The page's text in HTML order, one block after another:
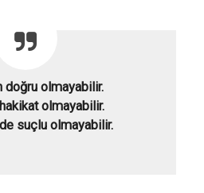
doğru olmayabilir.
olmayabilir.
suçlu olmayabilir.